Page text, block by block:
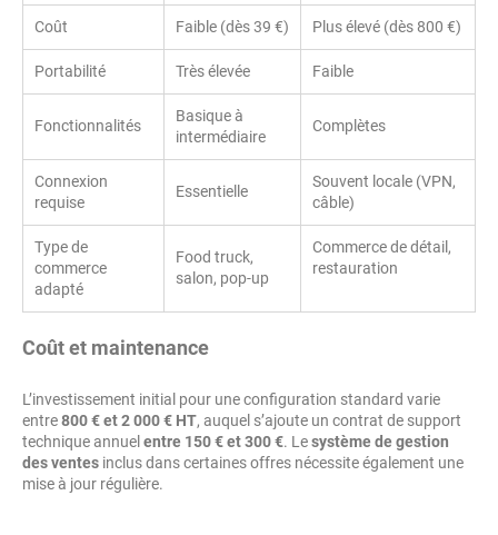
Coût Faible (dès 39 €) Plus élevé (dès 800 €)
Portabilité Très élevée Faible
Fonctionnalités
Basique à
intermédiaire
Complètes
Connexion
requise
Essentielle
Souvent locale (VPN,
câble)
Type de
commerce
adapté
Food truck,
salon, pop-up
Commerce de détail,
restauration
Coût et maintenance
L’investissement initial pour une configuration standard varie
entre800 € et 2 000 € HT, auquel s’ajoute un contrat de support
technique annuel entre 150 € et 300 €. Lesystème de gestion
des ventes inclus dans certaines offres nécessite également une
mise à jour régulière.